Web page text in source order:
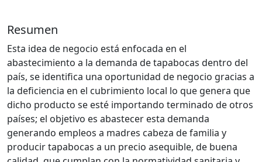
Resumen
Esta idea de negocio está enfocada en el
abastecimiento a la demanda de tapabocas dentro del
país, se identifica una oportunidad de negocio gracias a
la deficiencia en el cubrimiento local lo que genera que
dicho producto se esté importando terminado de otros
países; el objetivo es abastecer esta demanda
generando empleos a madres cabeza de familia y
producir tapabocas a un precio asequible, de buena